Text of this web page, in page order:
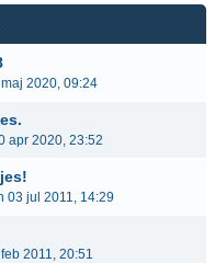
2020, 09:24
apr 2020, 23:52
03 jul 2011, 14:29
2011, 20:51